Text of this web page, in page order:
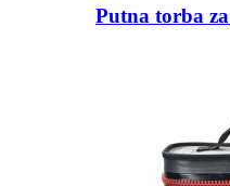
Putna torba